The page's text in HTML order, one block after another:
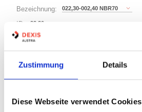
Zustimmung Details
Diese Webseite verwendet Cookies
Bezeichnung:
022,30-002,40 NBR70
ID: 22,30mm
Schnurstärke:
STK